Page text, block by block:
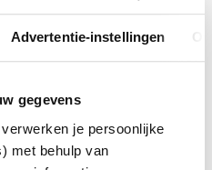
Advertentie-instellingen
gegevens
verwerken je persoonlijke
met behulp van